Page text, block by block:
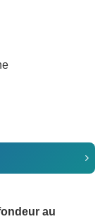
au